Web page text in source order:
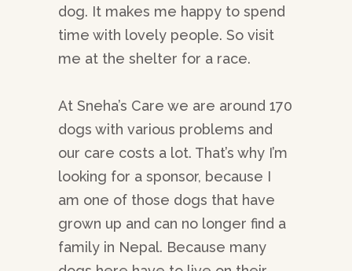
dog. It makes me happy to spend
time with lovely people. So visit
me at the shelter for a race.
At Sneha’s Care we are around 170
dogs with various problems and
our care costs a lot. That’s why I’m
looking for a sponsor, because I
am one of those dogs that have
grown up and can no longer find a
family in Nepal. Because many